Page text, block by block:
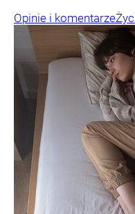
Opinie i komentarze